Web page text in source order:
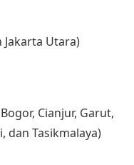
Jakarta Utara)
Cianjur, Garut,
dan Tasikmalaya)